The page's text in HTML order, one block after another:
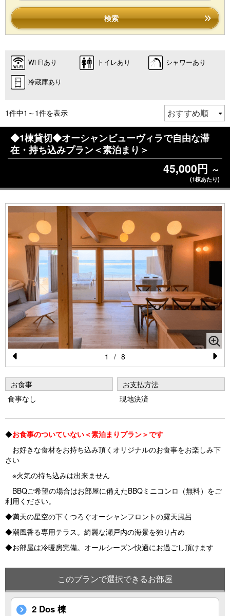
検索
Wi-Fiあり トイレあり シャワーあり
冷蔵庫あり
1件中1～1件を表示
◆1棟貸切◆オーシャンビューヴィラで自由な滞
在・持ち込みプラン＜素泊まり＞
45,000円 ～
(1棟あたり)
Pr
e
vi
o
u
s
N
1 / 8
お食事
食事なし
お支払方法
現地決済
◆お食事のついていない＜素泊まりプラン＞です
お好きな食材をお持ち込み頂くオリジナルのお食事をお楽しみ下
さい
※火気の持ち込みは出来ません
BBQご希望の場合はお部屋に備えたBBQミニコンロ（無料）をご
利用ください。
◆満天の星空の下くつろぐオーシャンフロントの露天風呂
◆潮風香る専用テラス。綺麗な瀬戸内の海景を独り占め
◆お部屋は冷暖房完備。オールシーズン快適にお過ごし頂けます
このプランで選択できるお部屋
2 Dos 棟